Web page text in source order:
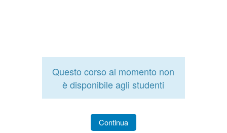
Questo corso al momento non
è disponibile agli studenti
Continua